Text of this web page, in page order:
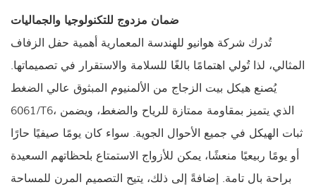
ضمان مزدوج للتكنولوجيا والجماليات
تُدرك شركة هوانيو للهندسة المعمارية أهمية حفل الزفاف
المثالي، لذا تُولي اهتمامًا بالغًا للسلامة والاستقرار في تصميماتها.
يُصنع هيكل بيت الزجاج من الألمنيوم المبثوق عالي الضغط
6061/T6، الذي يتميز بمقاومة ممتازة للرياح والضغط، ويضمن
ثبات الهيكل في جميع الأحوال الجوية. سواء كان يومًا صيفيًا حارًا
أو يومًا ربيعيًا منعشًا، يمكن للأزواج الاستمتاع بلحظاتهم السعيدة
براحة بال تامة. إضافةً إلى ذلك، يتيح التصميم المرن للمساحة